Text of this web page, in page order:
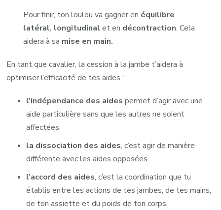
Pour finir, ton loulou va gagner en équilibre
latéral, longitudinalet en décontraction. Cela
aidera à sa mise en main.
En tant que cavalier, la cession à la jambe t’aidera à
optimiser l’efficacité de tes aides :
l’indépendance des aides permet d’agir avec une
aide particulière sans que les autres ne soient
affectées.
la dissociation des aides, c’est agir de manière
différente avec les aides opposées.
l’accord des aides, c’est la coordination que tu
établis entre les actions de tes jambes, de tes mains,
de ton assiette et du poids de ton corps.